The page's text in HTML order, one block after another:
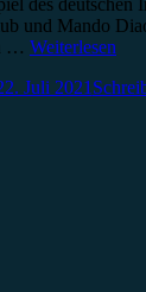
Mando
… Weiterlesen
Juli 2021